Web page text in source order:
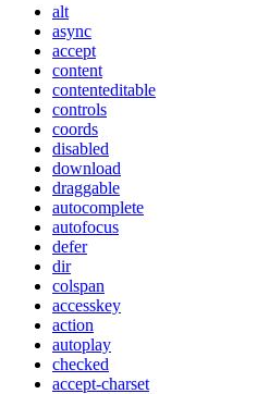
alt
async
accept
content
contenteditable
controls
coords
disabled
download
draggable
autocomplete
autofocus
defer
dir
colspan
accesskey
action
autoplay
checked
accept-charset